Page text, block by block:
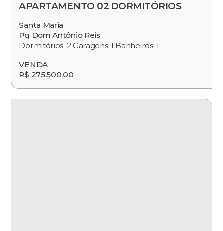
APARTAMENTO 02 DORMITÓRIOS
Santa Maria
Pq Dom Antônio Reis
Dormitórios: 2 Garagens: 1 Banheiros: 1
VENDA
R$ 275.500,00